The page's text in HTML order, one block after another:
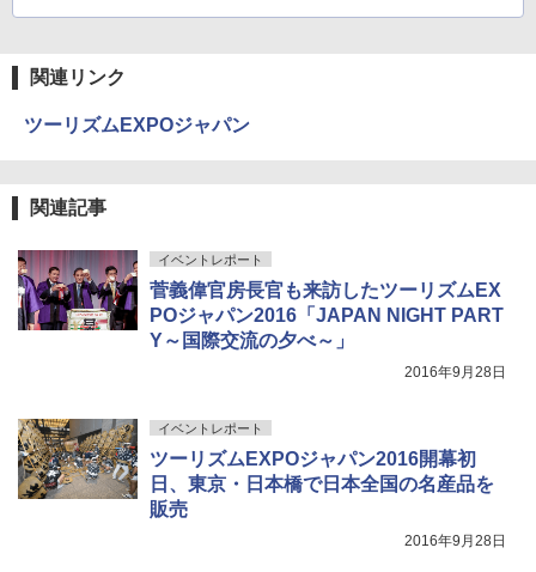
USB充電式 高精度 超長距離照射 長時間使用
関連リンク
ツーリズムEXPOジャパン
関連記事
イベントレポート
菅義偉官房長官も来訪したツーリズムEX
POジャパン2016「JAPAN NIGHT PART
Y～国際交流の夕べ～」
2016年9月28日
イベントレポート
ツーリズムEXPOジャパン2016開幕初
日、東京・日本橋で日本全国の名産品を
販売
2016年9月28日